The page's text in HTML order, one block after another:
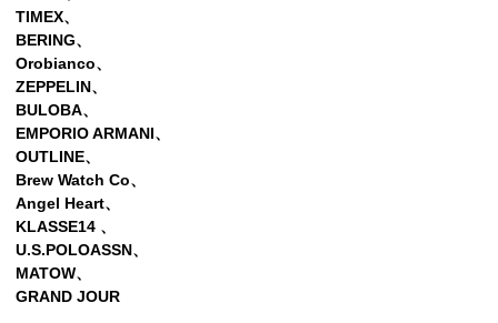
TIMEX、
BERING、
Orobianco、
ZEPPELIN、
BULOBA、
EMPORIO ARMANI、
OUTLINE、
Brew Watch Co、
Angel Heart、
KLASSE14 、
U.S.POLOASSN、
MATOW、
GRAND JOUR